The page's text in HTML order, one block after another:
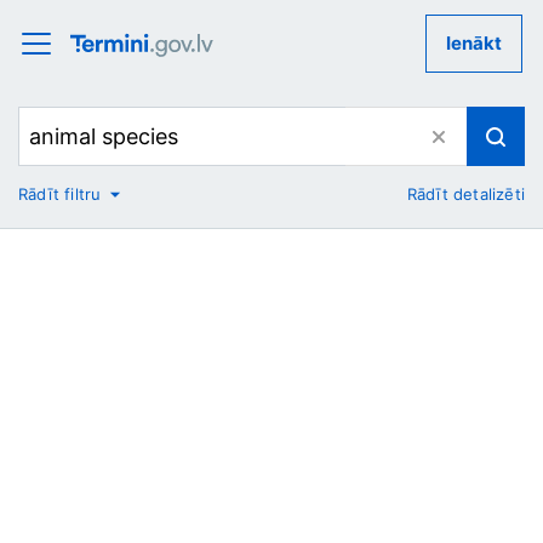
Ienākt
No
Rādīt filtru Rādīt detalizēti